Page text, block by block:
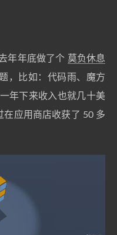
年年底做了个 莫负休息
，比如：代码雨、魔方
年下来收入也就几十美
在应用商店收获了 50 多